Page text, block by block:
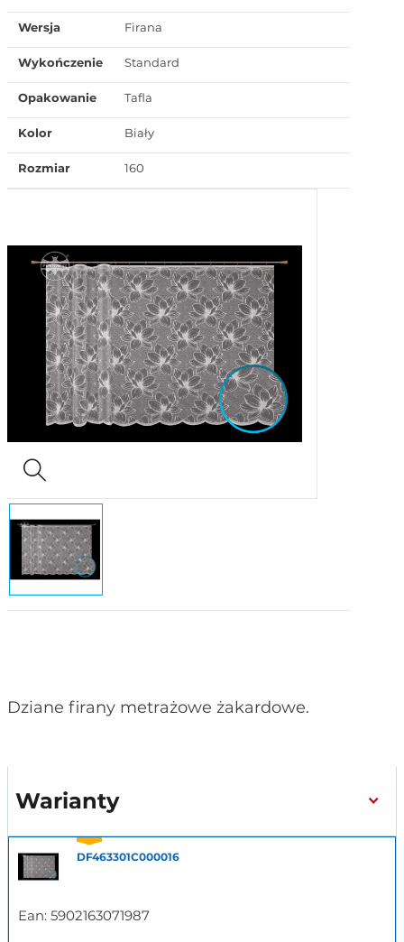
Dziane firany metrażowe żakardowe.
Wersja Firana
Wykończenie Standard
Opakowanie Tafla
Kolor Biały
Rozmiar 160
Warianty
DF463301C000016
Ean: 5902163071987